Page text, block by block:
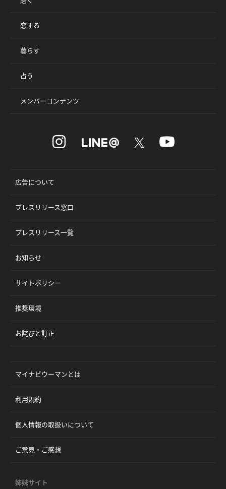
恋する
暮らす
占う
メンバーコンテンツ
広告について
プレスリリース窓口
プレスリリース一覧
お知らせ
サイトポリシー
推奨環境
お詫びと訂正
マイナビウーマンとは
利用規約
個人情報の取扱いについて
ご意見・ご感想
姉妹サイト